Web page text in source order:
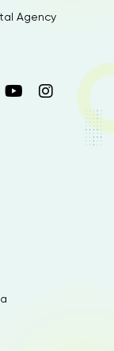
Agency